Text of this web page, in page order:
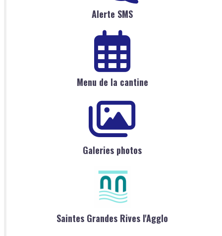
Alerte SMS
Menu de la cantine
Galeries photos
Saintes Grandes Rives l'Agglo